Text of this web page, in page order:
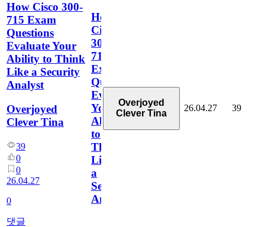
How Cisco 300-
715 Exam
Questions
Evaluate Your
Ability to Think
Like a Security
Analyst
Overjoyed
Clever Tina
39
0
0
26.04.27
0
댓글
How
Cisco
300-
715
Exam
Questions
Evaluate
Your
Ability
to
Think
Like
a
Security
Analyst
Overjoyed
Clever Tina
26.04.27 39